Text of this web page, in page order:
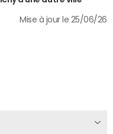
Mise à jour le 25/06/26